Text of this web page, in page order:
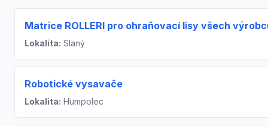
Matrice ROLLERI pro ohraňovací lisy všech
Lokalita: Slaný
Robotické vysavače
Lokalita: Humpolec